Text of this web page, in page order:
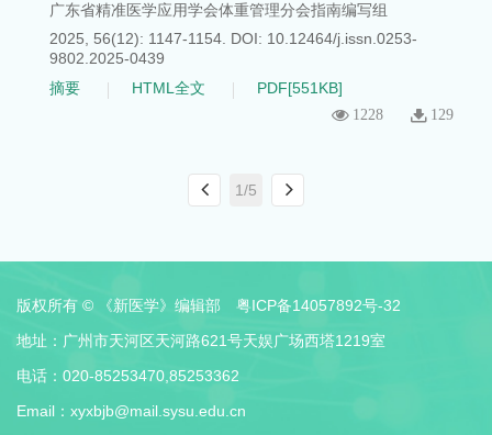
广东省精准医学应用学会体重管理分会指南编写组
2025, 56(12): 1147-1154. DOI: 10.12464/j.issn.0253-
9802.2025-0439
摘要
HTML全文 PDF[551KB]
1228 129
1/5
版权所有 © 《新医学》编辑部
粤ICP备14057892号-32
地址：广州市天河区天河路621号天娱广场西塔1219室
电话：020-85253470,85253362
Email： xyxbjb@mail.sysu.edu.cn